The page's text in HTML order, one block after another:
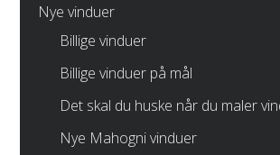
Nye vinduer
Billige vinduer
Billige vinduer på mål
Det skal du huske når du maler
Nye Mahogni vinduer